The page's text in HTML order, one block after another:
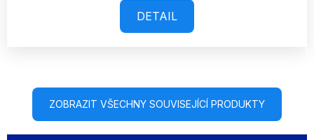
DETAIL
ZOBRAZIT VŠECHNY SOUVISEJÍCÍ PRODUKTY